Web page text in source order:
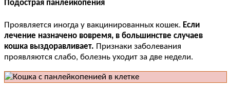
Подострая панлейкопения
Проявляется иногда у вакцинированных кошек. Если
лечение назначено вовремя, в большинстве случаев
кошка выздоравливает. Признаки заболевания
проявляются слабо, болезнь уходит за две недели.